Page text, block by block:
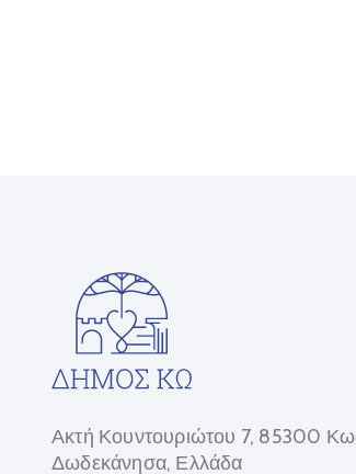
Ακτή Κουντουριώτου 7, 85300
Δωδεκάνησα, Ελλάδα